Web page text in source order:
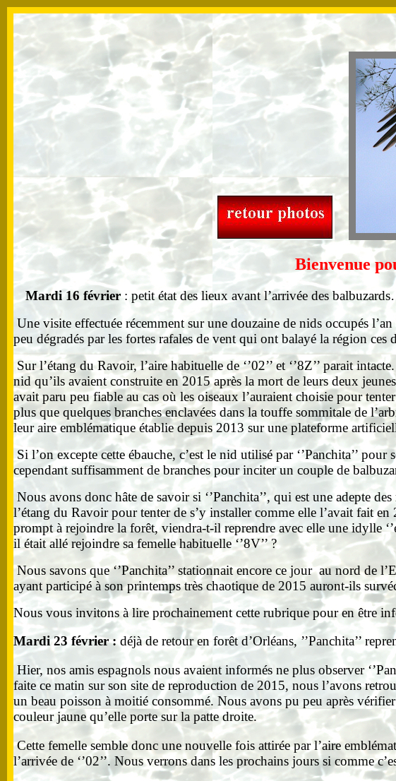
Bienvenue
Mardi 16 février : petit état des lieux avant l’arrivée des
Une visite effectuée récemment sur une douzaine de nids occupés
peu dégradés par les fortes rafales de vent qui ont balayé la région
Sur l’étang du Ravoir, l’aire habituelle de ‘’02’’ et ‘’8Z’’ parait
nid qu’ils avaient construite en 2015 après la mort de leurs deux
avait paru peu fiable au cas où les oiseaux l’auraient choisie pour
plus que quelques branches enclavées dans la touffe sommitale de
leur aire emblématique établie depuis 2013 sur une plateforme
Si l’on excepte cette ébauche, c’est le nid utilisé par ‘’Panchita’’
cependant suffisamment de branches pour inciter un couple de
Nous avons donc hâte de savoir si ‘’Panchita’’, qui est une adepte
l’étang du Ravoir pour tenter de s’y installer comme elle l’avait fait
prompt à rejoindre la forêt, viendra-t-il reprendre avec elle une idylle
il était allé rejoindre sa femelle habituelle ‘’8V’’ ?
Nous savons que ‘’Panchita’’ stationnait encore ce jour au nord de
ayant participé à son printemps très chaotique de 2015 auront-ils
Nous vous invitons à lire prochainement cette rubrique pour en être
Mardi 23 février : déjà de retour en forêt d’Orléans, ’’Panchita’’
Hier, nos amis espagnols nous avaient informés ne plus observer
faite ce matin sur son site de reproduction de 2015, nous l’avons
un beau poisson à moitié consommé. Nous avons pu peu après
couleur jaune qu’elle porte sur la patte droite.
Cette femelle semble donc une nouvelle fois attirée par l’aire
l’arrivée de ‘’02’’. Nous verrons dans les prochains jours si comme